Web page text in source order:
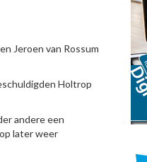
Jeroen van Rossum
Holtrop
andere een
later weer